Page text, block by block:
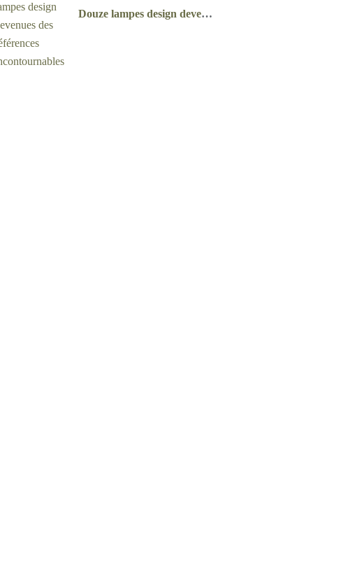
Douze lampes design devenues des références incontournables